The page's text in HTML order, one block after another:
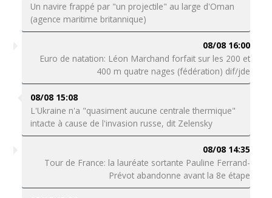
Un navire frappé par "un projectile" au large d'Oman
(agence maritime britannique)
08/08 16:00
Euro de natation: Léon Marchand forfait sur les 200 et
400 m quatre nages (fédération) dif/jde
08/08 15:08
L'Ukraine n'a "quasiment aucune centrale thermique"
intacte à cause de l'invasion russe, dit Zelensky
08/08 14:35
Tour de France: la lauréate sortante Pauline Ferrand-
Prévot abandonne avant la 8e étape